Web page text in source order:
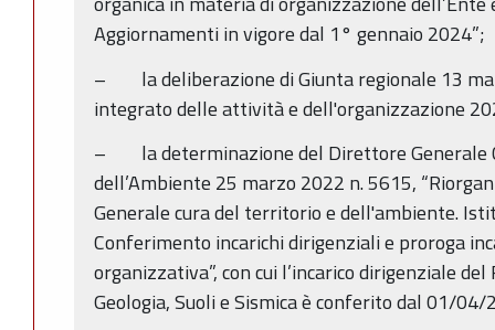
Aggiornamenti in vigore dal 1° gennaio 2024”;
– la deliberazione di Giunta regionale 13
integrato delle attività e dell'organizzazione
– la determinazione del Direttore Generale
dell’Ambiente 25 marzo 2022 n. 5615,
Generale cura del territorio e dell'ambiente.
Conferimento incarichi dirigenziali e proroga
organizzativa”, con cui l’incarico dirigenziale
Geologia, Suoli e Sismica è conferito dal 01/